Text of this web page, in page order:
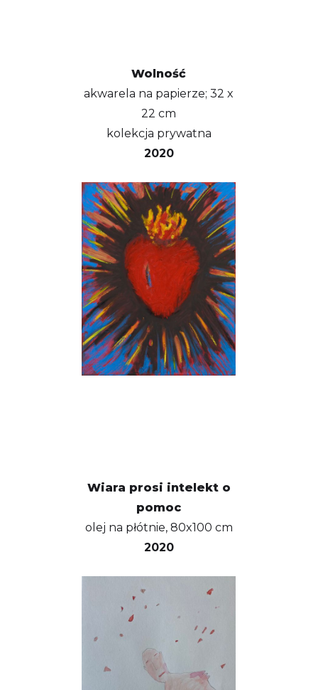
Wolność
akwarela na papierze; 32 x
22 cm
kolekcja prywatna
2020
Wiara prosi intelekt o
pomoc
olej na płótnie, 80x100 cm
2020